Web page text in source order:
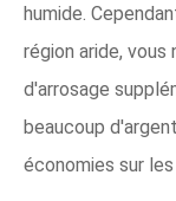
humide.
région aride, vous
d'arrosage
beaucoup
économies sur